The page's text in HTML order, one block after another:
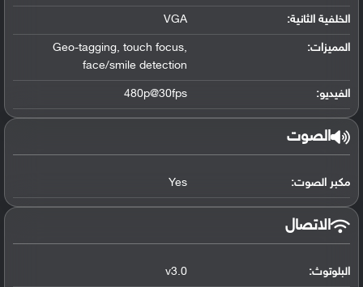
الخلفية الثانية: VGA
المميزات: Geo-tagging, touch focus,
face/smile detection
الفيديو: 480p@30fps
الصوت
مكبر الصوت: Yes
الاتصال
البلوتوث:
v3.0